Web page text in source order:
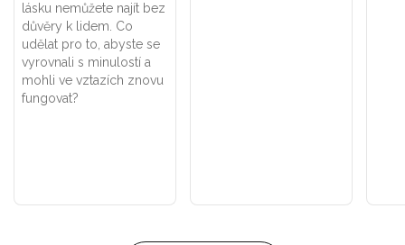
lásku nemůžete najít bez
důvěry k lidem. Co
udělat pro to, abyste se
vyrovnali s minulostí a
mohli ve vztazích znovu
fungovat?